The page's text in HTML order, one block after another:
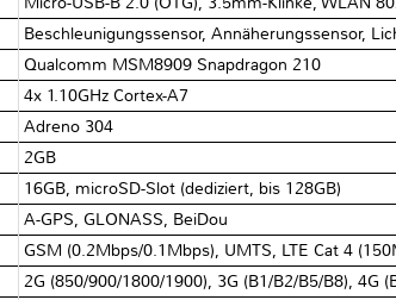
Beschleunigungssensor, Annäherungssensor,
Qualcomm MSM8909 Snapdragon 210
4x 1.10GHz Cortex-A7
Adreno 304
2GB
16GB, microSD-Slot (dediziert, bis 128GB)
A-GPS, GLONASS, BeiDou
GSM (0.2Mbps/​0.1Mbps), UMTS, LTE Cat 4
2G (850/​900/​1800/​1900), 3G (B1/​B2/​B5/​B8), 4G